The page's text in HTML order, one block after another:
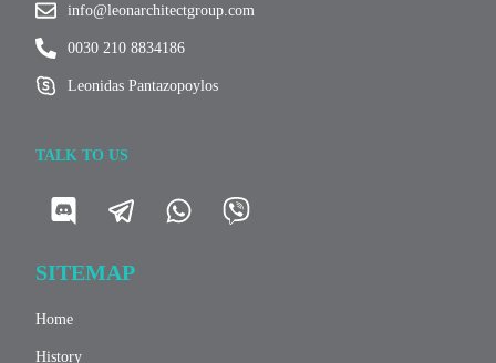
info@leonarchitectgroup.com
0030 210 8834186
Leonidas Pantazopoylos
TALK TO US
SITEMAP
Home
History